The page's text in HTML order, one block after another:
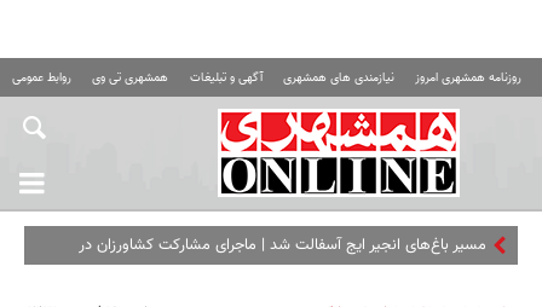
روزنامه همشهری امروز نیازمندی های همشهری آگهی و تبلیغات همشهری تی وی روابط عمومی
مسیر باغ‌های انجیر ایج آسفالت شد | ماجرای مشارکت کشاورزان در